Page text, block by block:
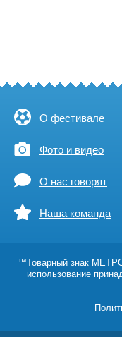
О фестивале
Фото и видео
О нас говорят
Наша команда
™Товарный знак
использование